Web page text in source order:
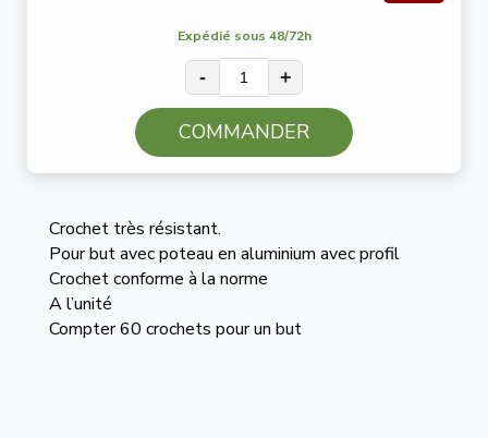
Expédié sous 48/72h
- +
COMMANDER
Crochet très résistant.
Pour but avec poteau en aluminium avec profil
Crochet conforme à la norme
A l’unité
Compter 60 crochets pour un but